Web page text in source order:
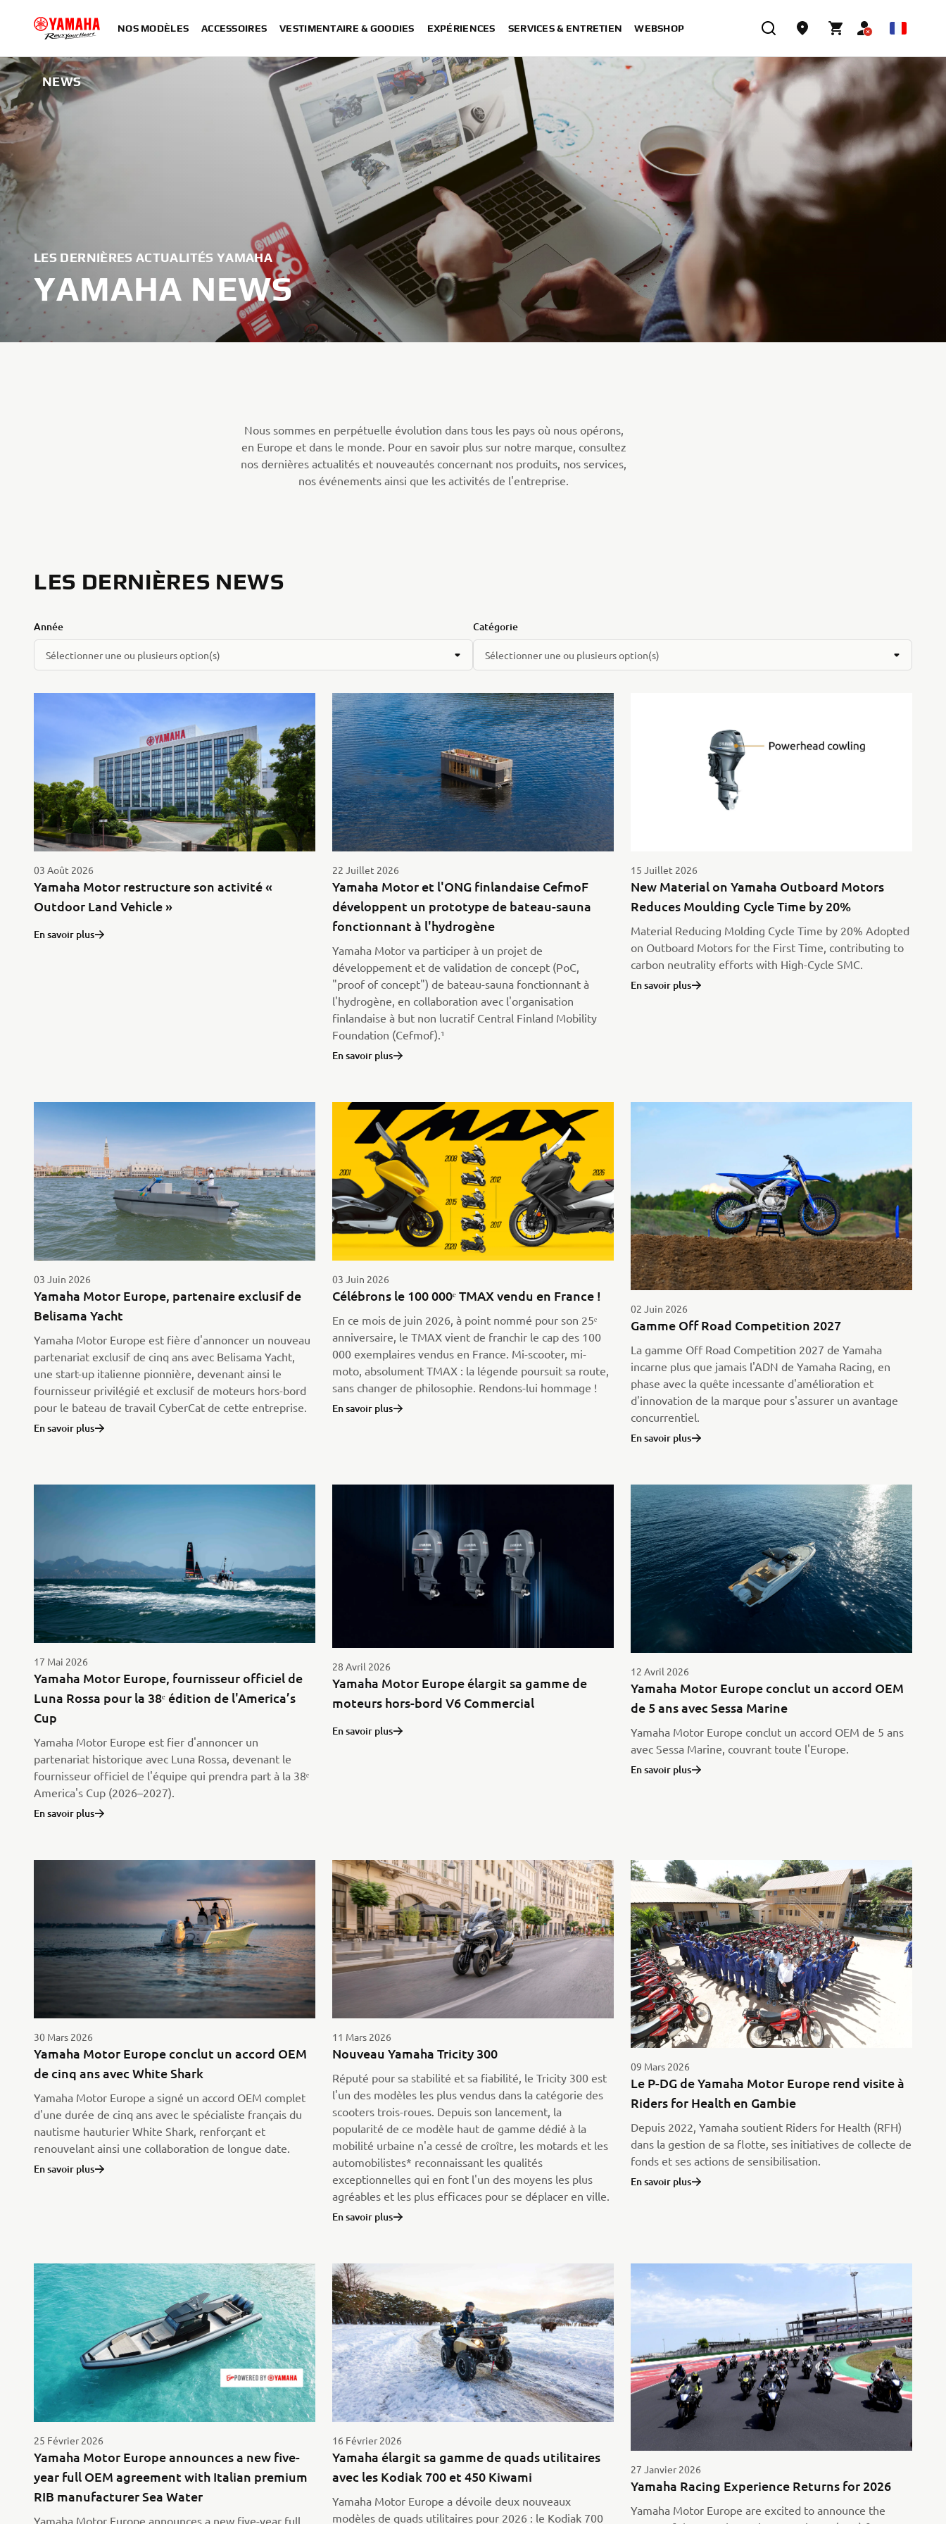
NOS MODÈLES ACCESSOIRES VESTIMENTAIRE & GOODIES EXPÉRIENCES SERVICES & ENTRETIEN WEBSHOP
NEWS
LES DERNIÈRES ACTUALITÉS YAMAHA
YAMAHA NEWS
Nous sommes en perpétuelle évolution dans tous les pays où nous opérons,
en Europe et dans le monde. Pour en savoir plus sur notre marque, consultez
nos dernières actualités et nouveautés concernant nos produits, nos services,
nos événements ainsi que les activités de l'entreprise.
LES DERNIÈRES NEWS
Année
Sélectionner une ou plusieurs option(s)
Catégorie
Sélectionner une ou plusieurs option(s)
03 Août 2026
Yamaha Motor restructure son activité «
Outdoor Land Vehicle »
En savoir plus
22 Juillet 2026
Yamaha Motor et l'ONG finlandaise CefmoF
développent un prototype de bateau-sauna
fonctionnant à l'hydrogène
Yamaha Motor va participer à un projet de
développement et de validation de concept (PoC,
"proof of concept") de bateau-sauna fonctionnant à
l'hydrogène, en collaboration avec l'organisation
finlandaise à but non lucratif Central Finland Mobility
Foundation (Cefmof).¹
En savoir plus
15 Juillet 2026
New Material on Yamaha Outboard Motors
Reduces Moulding Cycle Time by 20%
Material Reducing Molding Cycle Time by 20% Adopted
on Outboard Motors for the First Time, contributing to
carbon neutrality efforts with High-Cycle SMC.
En savoir plus
03 Juin 2026
Yamaha Motor Europe, partenaire exclusif de
Belisama Yacht
Yamaha Motor Europe est fière d'annoncer un nouveau
partenariat exclusif de cinq ans avec Belisama Yacht,
une start-up italienne pionnière, devenant ainsi le
fournisseur privilégié et exclusif de moteurs hors-bord
pour le bateau de travail CyberCat de cette entreprise.
En savoir plus
03 Juin 2026
Célébrons le 100 000ᵉ TMAX vendu en France !
En ce mois de juin 2026, à point nommé pour son 25ᵉ
anniversaire, le TMAX vient de franchir le cap des 100
000 exemplaires vendus en France. Mi-scooter, mi-
moto, absolument TMAX : la légende poursuit sa route,
sans changer de philosophie. Rendons-lui hommage !
En savoir plus
02 Juin 2026
Gamme Off Road Competition 2027
La gamme Off Road Competition 2027 de Yamaha
incarne plus que jamais l'ADN de Yamaha Racing, en
phase avec la quête incessante d'amélioration et
d'innovation de la marque pour s'assurer un avantage
concurrentiel.
En savoir plus
17 Mai 2026
Yamaha Motor Europe, fournisseur officiel de
Luna Rossa pour la 38ᵉ édition de l'America’s
Cup
Yamaha Motor Europe est fier d'annoncer un
partenariat historique avec Luna Rossa, devenant le
fournisseur officiel de l'équipe qui prendra part à la 38ᵉ
America's Cup (2026–2027).
En savoir plus
28 Avril 2026
Yamaha Motor Europe élargit sa gamme de
moteurs hors-bord V6 Commercial
En savoir plus
12 Avril 2026
Yamaha Motor Europe conclut un accord OEM
de 5 ans avec Sessa Marine
Yamaha Motor Europe conclut un accord OEM de 5 ans
avec Sessa Marine, couvrant toute l'Europe.
En savoir plus
30 Mars 2026
Yamaha Motor Europe conclut un accord OEM
de cinq ans avec White Shark
Yamaha Motor Europe a signé un accord OEM complet
d'une durée de cinq ans avec le spécialiste français du
nautisme hauturier White Shark, renforçant et
renouvelant ainsi une collaboration de longue date.
En savoir plus
11 Mars 2026
Nouveau Yamaha Tricity 300
Réputé pour sa stabilité et sa fiabilité, le Tricity 300 est
l'un des modèles les plus vendus dans la catégorie des
scooters trois-roues. Depuis son lancement, la
popularité de ce modèle haut de gamme dédié à la
mobilité urbaine n'a cessé de croître, les motards et les
automobilistes* reconnaissant les qualités
exceptionnelles qui en font l'un des moyens les plus
agréables et les plus efficaces pour se déplacer en ville.
En savoir plus
09 Mars 2026
Le P-DG de Yamaha Motor Europe rend visite à
Riders for Health en Gambie
Depuis 2022, Yamaha soutient Riders for Health (RFH)
dans la gestion de sa flotte, ses initiatives de collecte de
fonds et ses actions de sensibilisation.
En savoir plus
25 Février 2026
Yamaha Motor Europe announces a new five-
year full OEM agreement with Italian premium
RIB manufacturer Sea Water
Yamaha Motor Europe announces a new five-year full
16 Février 2026
Yamaha élargit sa gamme de quads utilitaires
avec les Kodiak 700 et 450 Kiwami
Yamaha Motor Europe a dévoile deux nouveaux
modèles de quads utilitaires pour 2026 : le Kodiak 700
27 Janvier 2026
Yamaha Racing Experience Returns for 2026
Yamaha Motor Europe are excited to announce the